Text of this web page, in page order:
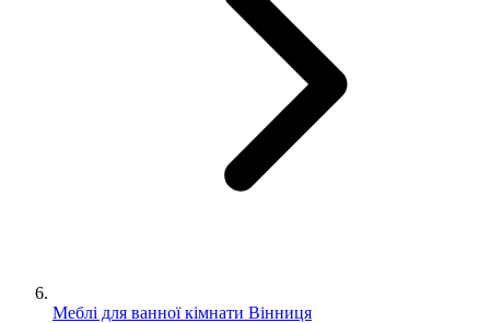
Меблі для ванної кімнати Вінниця